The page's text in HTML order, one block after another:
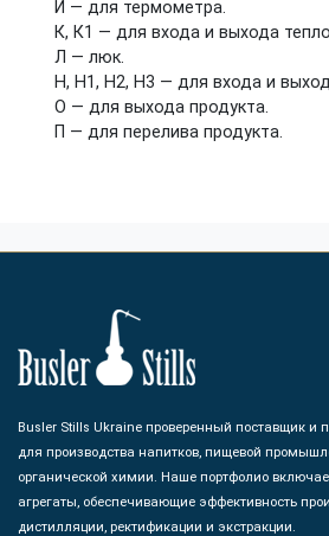
И — для термометра.
К, К1 — для входа и выхода
Л — люк.
Н, Н1, Н2, Н3 — для входа и
О — для выхода продукта.
П — для перелива продукта.
Busler Stills Ukraine проверенный поставщик и
для производства напитков, пищевой
органической химии. Наше портфолио
агрегаты, обеспечивающие эффективность
дистилляции, ректификации и экстракции.